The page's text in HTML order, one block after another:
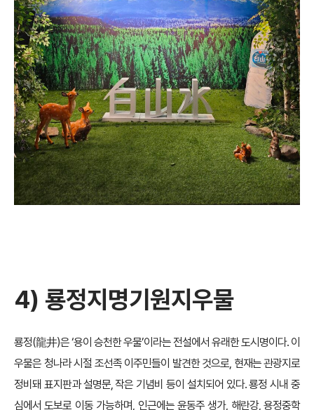
4) 룡정지명기원지우물
룡정(龍井)은 ‘용이 승천한 우물’이라는 전설에서 유래한 도시명이다. 이
우물은 청나라 시절 조선족 이주민들이 발견한 것으로, 현재는 관광지로
정비돼 표지판과 설명문, 작은 기념비 등이 설치되어 있다. 룡정 시내 중
심에서 도보로 이동 가능하며, 인근에는 윤동주 생가, 해란강, 용정중학